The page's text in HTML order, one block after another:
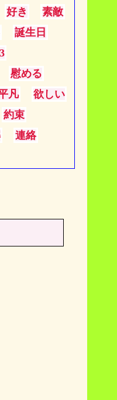
好き
素敵
誕生日
慰める
凡
欲しい
約束
連絡